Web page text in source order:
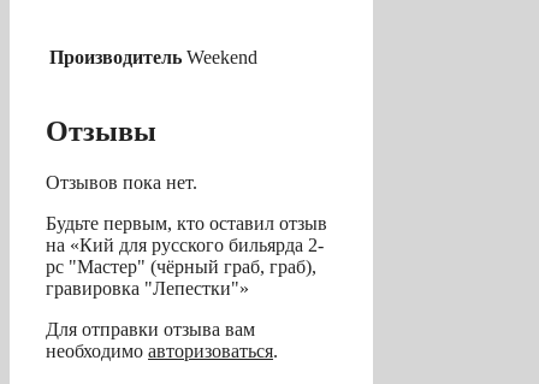
Производитель Weekend
Отзывы
Отзывов пока нет.
Будьте первым, кто оставил отзыв
на «Кий для русского бильярда 2-
pc "Мастер" (чёрный граб, граб),
гравировка "Лепестки"»
Для отправки отзыва вам
необходимо авторизоваться.